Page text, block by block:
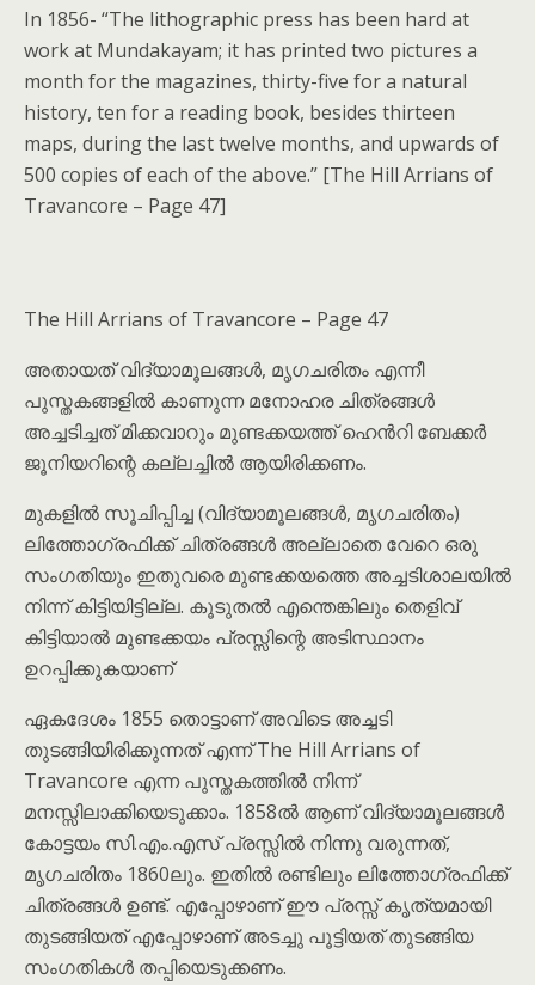
In 1856- “The lithographic press has been hard at
work at Mundakayam; it has printed two pictures a
month for the magazines, thirty-five for a natural
history, ten for a reading book, besides thirteen
maps, during the last twelve months, and upwards of
500 copies of each of the above.” [The Hill Arrians of
Travancore – Page 47]
The Hill Arrians of Travancore – Page 47
അതായത് വിദ്യാമൂലങ്ങൾ, മൃഗചരിതം എന്നീ
പുസ്തകങ്ങളിൽ കാണുന്ന മനോഹര ചിത്രങ്ങൾ
അച്ചടിച്ചത് മിക്കവാറും മുണ്ടക്കയത്ത് ഹെൻറി ബേക്കർ
ജൂനിയറിന്റെ കല്ലച്ചിൽ ആയിരിക്കണം.
മുകളിൽ സൂചിപ്പിച്ച (വിദ്യാമൂലങ്ങൾ, മൃഗചരിതം)
ലിത്തോഗ്രഫിക്ക് ചിത്രങ്ങൾ അല്ലാതെ വേറെ ഒരു
സംഗതിയും ഇതുവരെ മുണ്ടക്കയത്തെ അച്ചടിശാലയിൽ
നിന്ന് കിട്ടിയിട്ടില്ല. കൂടുതൽ എന്തെങ്കിലും തെളിവ്
കിട്ടിയാൽ മുണ്ടക്കയം പ്രസ്സിന്റെ അടിസ്ഥാനം
ഉറപ്പിക്കുകയാണ്
ഏകദേശം 1855 തൊട്ടാണ് അവിടെ അച്ചടി
തുടങ്ങിയിരിക്കുന്നത് എന്ന് The Hill Arrians of
Travancore എന്ന പുസ്തകത്തിൽ നിന്ന്
മനസ്സിലാക്കിയെടുക്കാം. 1858ൽ ആണ് വിദ്യാമൂലങ്ങൾ
കോട്ടയം സി.എം.എസ് പ്രസ്സിൽ നിന്നു വരുന്നത്,
മൃഗചരിതം 1860ലും. ഇതിൽ രണ്ടിലും ലിത്തോഗ്രഫിക്ക്
ചിത്രങ്ങൾ ഉണ്ട്. എപ്പോഴാണ് ഈ പ്രസ്സ് കൃത്യമായി
തുടങ്ങിയത് എപ്പോഴാണ് അടച്ചു പൂട്ടിയത് തുടങ്ങിയ
സംഗതികൾ തപ്പിയെടുക്കണം.